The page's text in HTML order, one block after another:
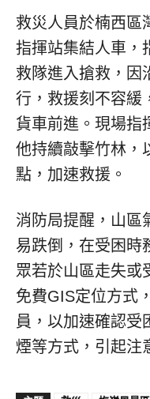
救災人員於楠西區
指揮站集結人車，
救隊進入搶救，因
行，救援刻不容緩
貨車前進。現場指
他持續敲擊竹林，
點，加速救援。
消防局提醒，山區
易跌倒，在受困時
眾若於山區走失或
免費GIS定位方式
員，以加速確認受
煙等方式，引起注